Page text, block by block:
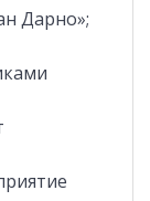
Дарно»;